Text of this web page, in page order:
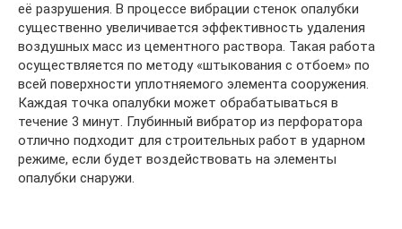
её разрушения. В процессе вибрации стенок опалубки
существенно увеличивается эффективность удаления
воздушных масс из цементного раствора. Такая работа
осуществляется по методу «штыкования с отбоем» по
всей поверхности уплотняемого элемента сооружения.
Каждая точка опалубки может обрабатываться в
течение 3 минут. Глубинный вибратор из перфоратора
отлично подходит для строительных работ в ударном
режиме, если будет воздействовать на элементы
опалубки снаружи.